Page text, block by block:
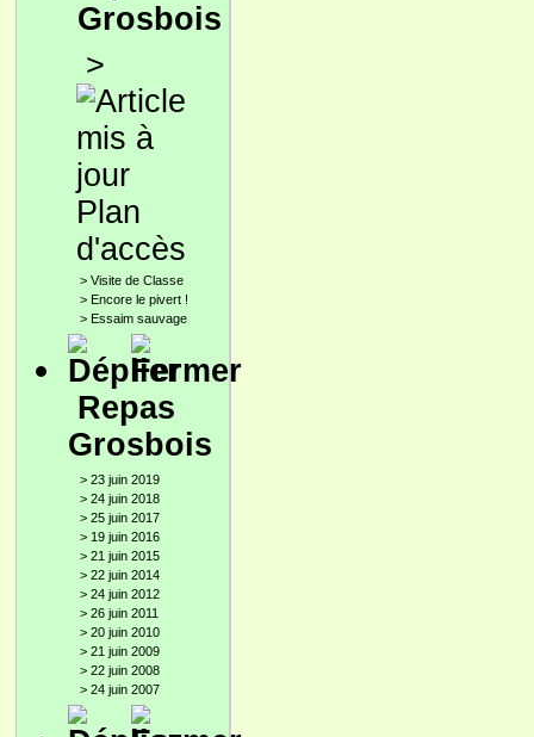
Grosbois
>
Plan
d'accès
> Visite de Classe
> Encore le pivert !
> Essaim sauvage
Repas
Grosbois
> 23 juin 2019
> 24 juin 2018
> 25 juin 2017
> 19 juin 2016
> 21 juin 2015
> 22 juin 2014
> 24 juin 2012
> 26 juin 2011
> 20 juin 2010
> 21 juin 2009
> 22 juin 2008
> 24 juin 2007